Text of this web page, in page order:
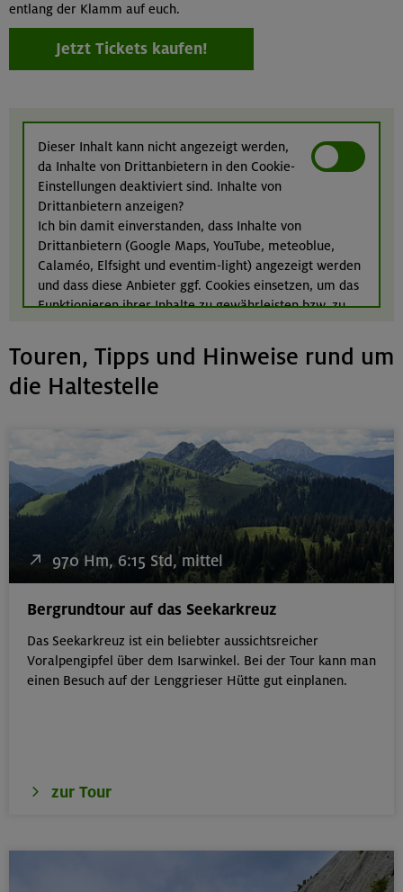
entlang der Klamm auf euch.
Jetzt Tickets kaufen!
Dieser Inhalt kann nicht angezeigt werden,
da Inhalte von Drittanbietern in den Cookie-
Einstellungen deaktiviert sind. Inhalte von
Drittanbietern anzeigen?
Ich bin damit einverstanden, dass Inhalte von
Drittanbietern (Google Maps, YouTube, meteoblue,
Calaméo, Elfsight und eventim-light) angezeigt werden
und dass diese Anbieter ggf. Cookies einsetzen, um das
Funktionieren ihrer Inhalte zu gewährleisten bzw. zu
Datenschutzerklärung.
Touren, Tipps und Hinweise rund um
die Haltestelle
970 Hm, 6:15 Std, mittel
Bergrundtour auf das Seekarkreuz
Das Seekarkreuz ist ein beliebter aussichtsreicher
Voralpengipfel über dem Isarwinkel. Bei der Tour kann man
einen Besuch auf der Lenggrieser Hütte gut einplanen.
zur Tour